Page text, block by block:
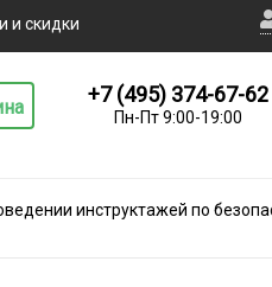
и скидки
+7 (495) 374-67-62
Пн-Пт 9:00-19:00
инструктажей по